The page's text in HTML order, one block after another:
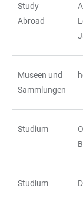
Study
Abroad
Museen und
Sammlungen
Studium
Studium